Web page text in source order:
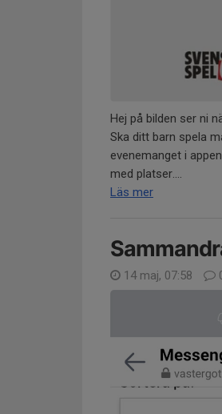
Hej på bilden ser ni
Ska ditt barn spela
evenemanget i
med platser....
Läs mer
14 maj, 07:58